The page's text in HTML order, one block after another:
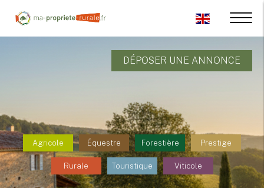
DÉPOSER UNE ANNONCE
Agricole Équestre Forestière Prestige
Rurale Touristique Viticole